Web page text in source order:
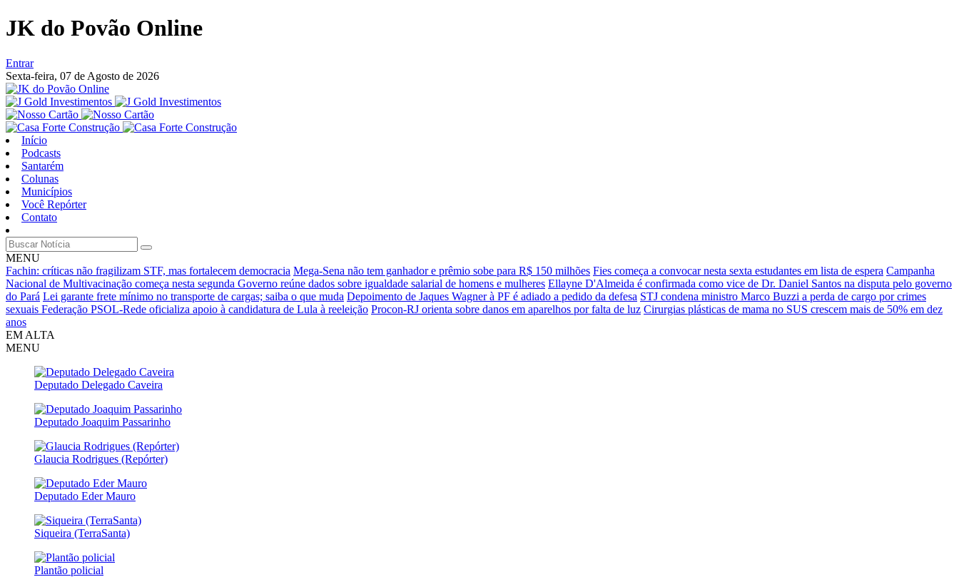
JK do Povão Online
Entrar
Sexta-feira, 07 de Agosto de 2026
Início
Podcasts
Santarém
Colunas
Municípios
Você Repórter
Contato
MENU
Fachin: críticas não fragilizam STF, mas fortalecem democracia Mega-Sena não tem ganhador e prêmio sobe para R$ 150 milhões Fies começa a convocar nesta sexta estudantes em lista de espera Campanha
Nacional de Multivacinação começa nesta segunda Governo reúne dados sobre igualdade salarial de homens e mulheres Ellayne D'Almeida é confirmada como vice de Dr. Daniel Santos na disputa pelo governo
do Pará Lei garante frete mínimo no transporte de cargas; saiba o que muda Depoimento de Jaques Wagner à PF é adiado a pedido da defesa STJ condena ministro Marco Buzzi a perda de cargo por crimes
sexuais Federação PSOL-Rede oficializa apoio à candidatura de Lula à reeleição Procon-RJ orienta sobre danos em aparelhos por falta de luz Cirurgias plásticas de mama no SUS crescem mais de 50% em dez
anos
EM ALTA
MENU
Deputado Delegado Caveira
Deputado Joaquim Passarinho
Glaucia Rodrigues (Repórter)
Deputado Eder Mauro
Siqueira (TerraSanta)
Plantão policial